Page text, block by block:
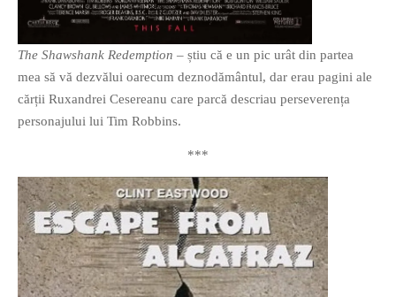
The Shawshank Redemption – știu că e un pic urât din partea
mea să vă dezvălui oarecum deznodământul, dar erau pagini ale
cărții Ruxandrei Cesereanu care parcă descriau perseverența
personajului lui Tim Robbins.
***